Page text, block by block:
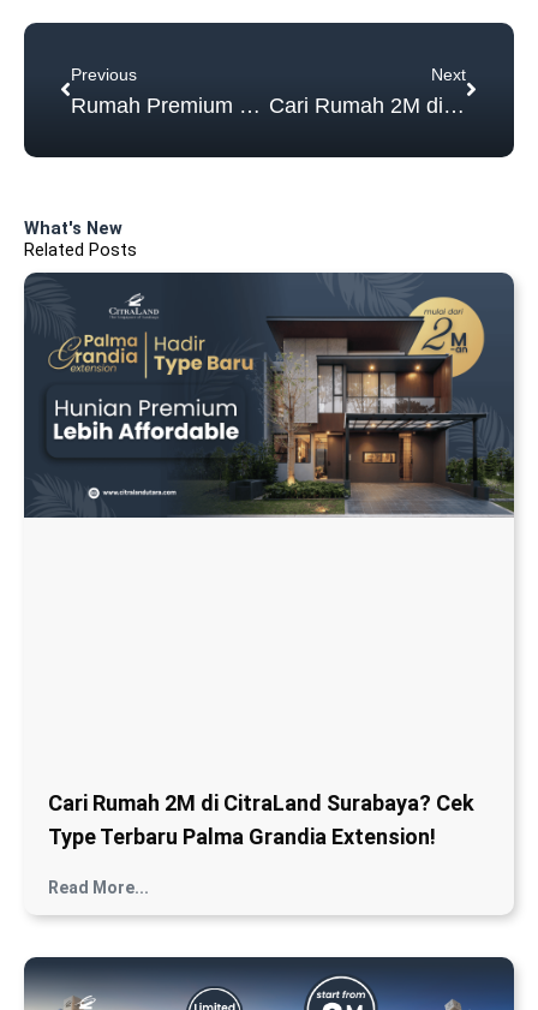
Previous
Rumah Premium di CitraLand Surabaya Barat: Lebar 10 Meter, Eksklusif & Limited!
Next
Cari Rumah 2M di CitraLand Surabaya? Cek Type Terbaru Palma Grandia Extension!
What's New
Related Posts
Cari Rumah 2M di CitraLand Surabaya? Cek
Type Terbaru Palma Grandia Extension!
Read More...